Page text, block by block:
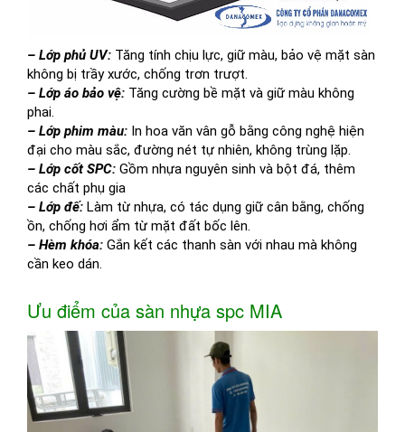
– Lớp phủ UV: Tăng tính chịu lực, giữ màu, bảo vệ mặt sàn
không bị trầy xước, chống trơn trượt.
– Lớp áo bảo vệ: Tăng cường bề mặt và giữ màu không
phai.
– Lớp phim màu: In hoa văn vân gỗ bằng công nghệ hiện
đại cho màu sắc, đường nét tự nhiên, không trùng lặp.
– Lớp cốt SPC: Gồm nhựa nguyên sinh và bột đá, thêm
các chất phụ gia
– Lớp đế: Làm từ nhựa, có tác dụng giữ cân bằng, chống
ồn, chống hơi ẩm từ mặt đất bốc lên.
– Hèm khóa: Gắn kết các thanh sàn với nhau mà không
cần keo dán.
Ưu điểm của sàn nhựa spc MIA